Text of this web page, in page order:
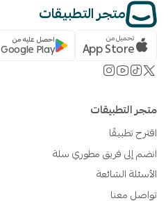
متجر التطبيقات
تحميل من
App Store احصل عليه من
Google Play
متجر التطبيقات
اقترح تطبيقًا
انضم إلى فريق مطوري سلة
الأسئلة الشائعة
تواصل معنا